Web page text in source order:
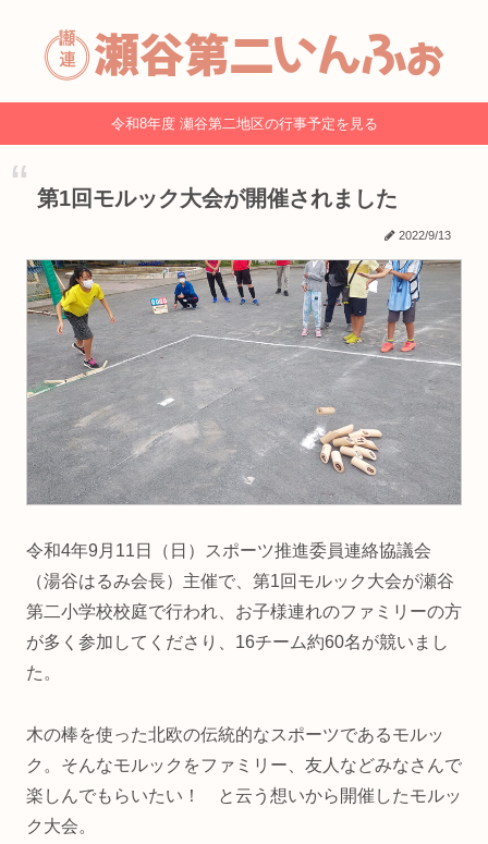
令和8年度 瀬谷第二地区の行事予定を見る
第1回モルック大会が開催されました
2022/9/13
令和4年9月11日（日）スポーツ推進委員連絡協議会
（湯谷はるみ会長）主催で、第1回モルック大会が瀬谷
第二小学校校庭で行われ、お子様連れのファミリーの方
が多く参加してくださり、16チーム約60名が競いまし
た。
木の棒を使った北欧の伝統的なスポーツであるモルッ
ク。そんなモルックをファミリー、友人などみなさんで
楽しんでもらいたい！ と云う想いから開催したモルッ
ク大会。